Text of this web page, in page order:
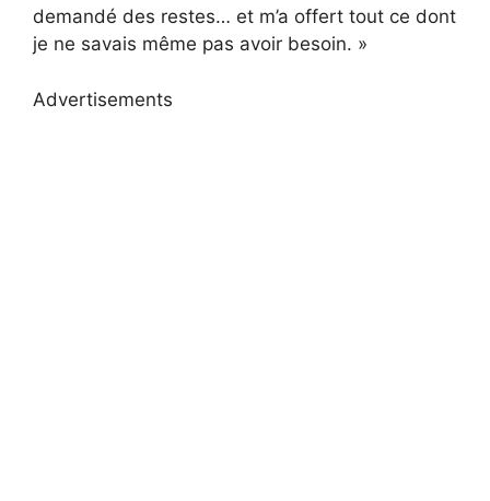
demandé des restes… et m’a offert tout ce dont
je ne savais même pas avoir besoin. »
Advertisements